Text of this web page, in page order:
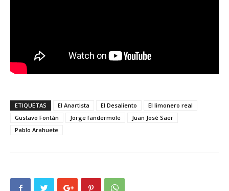
ETIQUETAS El Anartista El Desaliento
El limonero real
Gustavo Fontán
Jorge fandermole
Juan José Saer
Pablo Arahuete